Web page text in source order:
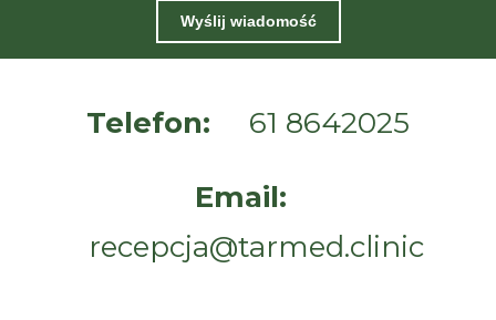
Wyślij wiadomość
Telefon: 61 8642025
Email:
recepcja@tarmed.clinic